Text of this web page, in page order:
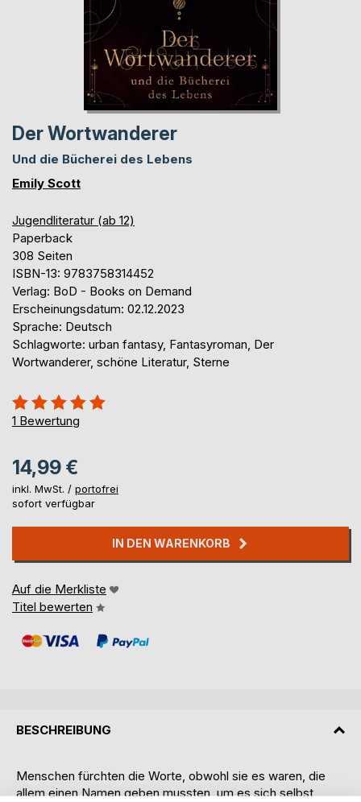
Der Wortwanderer
Und die Bücherei des Lebens
Emily Scott
Jugendliteratur (ab 12)
Paperback
308 Seiten
ISBN-13: 9783758314452
Verlag: BoD - Books on Demand
Erscheinungsdatum: 02.12.2023
Sprache: Deutsch
Schlagworte: urban fantasy, Fantasyroman, Der
Wortwanderer, schöne Literatur, Sterne
Bewertung::
100%
1 Bewertung
14,99 €
inkl. MwSt. / portofrei
sofort verfügbar
IN DEN WARENKORB
Auf die Merkliste
Titel bewerten
BESCHREIBUNG
Menschen fürchten die Worte, obwohl sie es waren, die
allem einen Namen geben mussten, um es sich selbst